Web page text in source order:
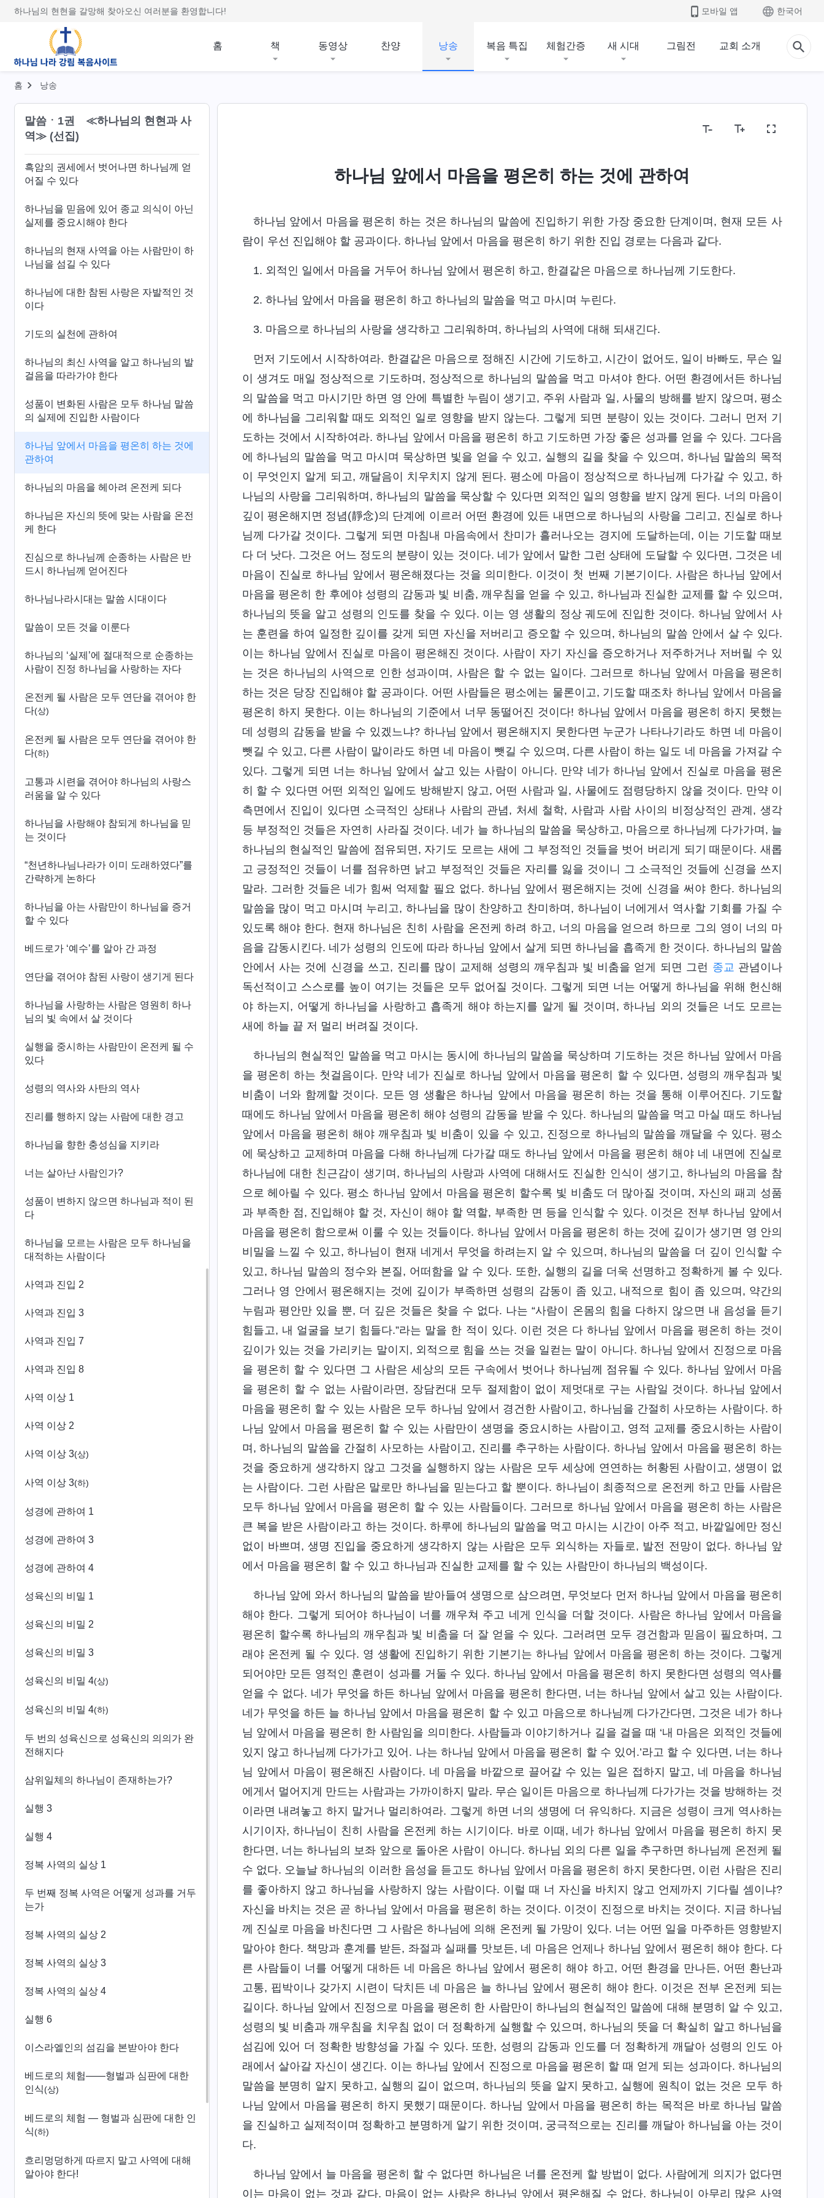
하나님의 현현을 갈망해 찾아오신 여러분을 환영합니다! 모바일 앱 한국어
홈 책 동영상 찬양 낭송 복음 특집 체험간증 새 시대 그림전 교회 소개
홈 낭송
말씀ㆍ1권 ≪하나님의 현현과 사
역≫ (선집)
하나님을 믿는다면 진리를 위해 살아야
의 복음이 전 우주로 퍼져 나갈 것을 예언
성육신 하나님과 쓰임 받는 사람의 본질
적 차이
흑암의 권세에서 벗어나면 하나님께 얻
어질 수 있다
하나님을 믿음에 있어 종교 의식이 아닌
실제를 중요시해야 한다
하나님의 현재 사역을 아는 사람만이 하
나님을 섬길 수 있다
하나님에 대한 참된 사랑은 자발적인 것
이다
기도의 실천에 관하여
하나님의 최신 사역을 알고 하나님의 발
걸음을 따라가야 한다
성품이 변화된 사람은 모두 하나님 말씀
의 실제에 진입한 사람이다
하나님 앞에서 마음을 평온히 하는 것에
관하여
하나님의 마음을 헤아려 온전케 되다
하나님은 자신의 뜻에 맞는 사람을 온전
케 한다
진심으로 하나님께 순종하는 사람은 반
드시 하나님께 얻어진다
하나님나라시대는 말씀 시대이다
말씀이 모든 것을 이룬다
하나님의 ‘실제’에 절대적으로 순종하는
사람이 진정 하나님을 사랑하는 자다
온전케 될 사람은 모두 연단을 겪어야 한
다(상)
온전케 될 사람은 모두 연단을 겪어야 한
다(하)
고통과 시련을 겪어야 하나님의 사랑스
러움을 알 수 있다
하나님을 사랑해야 참되게 하나님을 믿
는 것이다
“천년하나님나라가 이미 도래하였다”를
간략하게 논하다
하나님을 아는 사람만이 하나님을 증거
할 수 있다
베드로가 ‘예수’를 알아 간 과정
연단을 겪어야 참된 사랑이 생기게 된다
하나님을 사랑하는 사람은 영원히 하나
님의 빛 속에서 살 것이다
실행을 중시하는 사람만이 온전케 될 수
있다
성령의 역사와 사탄의 역사
진리를 행하지 않는 사람에 대한 경고
하나님을 향한 충성심을 지키라
너는 살아난 사람인가?
성품이 변하지 않으면 하나님과 적이 된
다
하나님을 모르는 사람은 모두 하나님을
대적하는 사람이다
사역과 진입 2
사역과 진입 3
사역과 진입 7
사역과 진입 8
사역 이상 1
사역 이상 2
사역 이상 3(상)
사역 이상 3(하)
성경에 관하여 1
성경에 관하여 3
성경에 관하여 4
성육신의 비밀 1
성육신의 비밀 2
성육신의 비밀 3
성육신의 비밀 4(상)
성육신의 비밀 4(하)
두 번의 성육신으로 성육신의 의의가 완
전해지다
삼위일체의 하나님이 존재하는가?
실행 3
실행 4
정복 사역의 실상 1
두 번째 정복 사역은 어떻게 성과를 거두
는가
정복 사역의 실상 2
정복 사역의 실상 3
정복 사역의 실상 4
실행 6
이스라엘인의 섬김을 본받아야 한다
베드로의 체험——형벌과 심판에 대한
인식 (상)
베드로의 체험 ― 형벌과 심판에 대한 인
식 (하)
흐리멍덩하게 따르지 말고 사역에 대해
알아야 한다!
하나님 앞에서 마음을 평온히 하는 것에 관하여
하나님 앞에서 마음을 평온히 하는 것은 하나님의 말씀에 진입하기 위한 가장 중요한 단계이며, 현재 모든 사
람이 우선 진입해야 할 공과이다. 하나님 앞에서 마음을 평온히 하기 위한 진입 경로는 다음과 같다.
1. 외적인 일에서 마음을 거두어 하나님 앞에서 평온히 하고, 한결같은 마음으로 하나님께 기도한다.
2. 하나님 앞에서 마음을 평온히 하고 하나님의 말씀을 먹고 마시며 누린다.
3. 마음으로 하나님의 사랑을 생각하고 그리워하며, 하나님의 사역에 대해 되새긴다.
먼저 기도에서 시작하여라. 한결같은 마음으로 정해진 시간에 기도하고, 시간이 없어도, 일이 바빠도, 무슨 일
이 생겨도 매일 정상적으로 기도하며, 정상적으로 하나님의 말씀을 먹고 마셔야 한다. 어떤 환경에서든 하나님
의 말씀을 먹고 마시기만 하면 영 안에 특별한 누림이 생기고, 주위 사람과 일, 사물의 방해를 받지 않으며, 평소
에 하나님을 그리워할 때도 외적인 일로 영향을 받지 않는다. 그렇게 되면 분량이 있는 것이다. 그러니 먼저 기
도하는 것에서 시작하여라. 하나님 앞에서 마음을 평온히 하고 기도하면 가장 좋은 성과를 얻을 수 있다. 그다음
에 하나님의 말씀을 먹고 마시며 묵상하면 빛을 얻을 수 있고, 실행의 길을 찾을 수 있으며, 하나님 말씀의 목적
이 무엇인지 알게 되고, 깨달음이 치우치지 않게 된다. 평소에 마음이 정상적으로 하나님께 다가갈 수 있고, 하
나님의 사랑을 그리워하며, 하나님의 말씀을 묵상할 수 있다면 외적인 일의 영향을 받지 않게 된다. 너의 마음이
깊이 평온해지면 정념(靜念)의 단계에 이르러 어떤 환경에 있든 내면으로 하나님의 사랑을 그리고, 진실로 하나
님께 다가갈 것이다. 그렇게 되면 마침내 마음속에서 찬미가 흘러나오는 경지에 도달하는데, 이는 기도할 때보
다 더 낫다. 그것은 어느 정도의 분량이 있는 것이다. 네가 앞에서 말한 그런 상태에 도달할 수 있다면, 그것은 네
마음이 진실로 하나님 앞에서 평온해졌다는 것을 의미한다. 이것이 첫 번째 기본기이다. 사람은 하나님 앞에서
마음을 평온히 한 후에야 성령의 감동과 빛 비춤, 깨우침을 얻을 수 있고, 하나님과 진실한 교제를 할 수 있으며,
하나님의 뜻을 알고 성령의 인도를 찾을 수 있다. 이는 영 생활의 정상 궤도에 진입한 것이다. 하나님 앞에서 사
는 훈련을 하여 일정한 깊이를 갖게 되면 자신을 저버리고 증오할 수 있으며, 하나님의 말씀 안에서 살 수 있다.
이는 하나님 앞에서 진실로 마음이 평온해진 것이다. 사람이 자기 자신을 증오하거나 저주하거나 저버릴 수 있
는 것은 하나님의 사역으로 인한 성과이며, 사람은 할 수 없는 일이다. 그러므로 하나님 앞에서 마음을 평온히
하는 것은 당장 진입해야 할 공과이다. 어떤 사람들은 평소에는 물론이고, 기도할 때조차 하나님 앞에서 마음을
평온히 하지 못한다. 이는 하나님의 기준에서 너무 동떨어진 것이다! 하나님 앞에서 마음을 평온히 하지 못했는
데 성령의 감동을 받을 수 있겠느냐? 하나님 앞에서 평온해지지 못한다면 누군가 나타나기라도 하면 네 마음이
뺏길 수 있고, 다른 사람이 말이라도 하면 네 마음이 뺏길 수 있으며, 다른 사람이 하는 일도 네 마음을 가져갈 수
있다. 그렇게 되면 너는 하나님 앞에서 살고 있는 사람이 아니다. 만약 네가 하나님 앞에서 진실로 마음을 평온
히 할 수 있다면 어떤 외적인 일에도 방해받지 않고, 어떤 사람과 일, 사물에도 점령당하지 않을 것이다. 만약 이
측면에서 진입이 있다면 소극적인 상태나 사람의 관념, 처세 철학, 사람과 사람 사이의 비정상적인 관계, 생각
등 부정적인 것들은 자연히 사라질 것이다. 네가 늘 하나님의 말씀을 묵상하고, 마음으로 하나님께 다가가며, 늘
하나님의 현실적인 말씀에 점유되면, 자기도 모르는 새에 그 부정적인 것들을 벗어 버리게 되기 때문이다. 새롭
고 긍정적인 것들이 너를 점유하면 낡고 부정적인 것들은 자리를 잃을 것이니 그 소극적인 것들에 신경을 쓰지
말라. 그러한 것들은 네가 힘써 억제할 필요 없다. 하나님 앞에서 평온해지는 것에 신경을 써야 한다. 하나님의
말씀을 많이 먹고 마시며 누리고, 하나님을 많이 찬양하고 찬미하며, 하나님이 너에게서 역사할 기회를 가질 수
있도록 해야 한다. 현재 하나님은 친히 사람을 온전케 하려 하고, 너의 마음을 얻으려 하므로 그의 영이 너의 마
음을 감동시킨다. 네가 성령의 인도에 따라 하나님 앞에서 살게 되면 하나님을 흡족게 한 것이다. 하나님의 말씀
안에서 사는 것에 신경을 쓰고, 진리를 많이 교제해 성령의 깨우침과 빛 비춤을 얻게 되면 그런 종교 관념이나
독선적이고 스스로를 높이 여기는 것들은 모두 없어질 것이다. 그렇게 되면 너는 어떻게 하나님을 위해 헌신해
야 하는지, 어떻게 하나님을 사랑하고 흡족게 해야 하는지를 알게 될 것이며, 하나님 외의 것들은 너도 모르는
새에 하늘 끝 저 멀리 버려질 것이다.
하나님의 현실적인 말씀을 먹고 마시는 동시에 하나님의 말씀을 묵상하며 기도하는 것은 하나님 앞에서 마음
을 평온히 하는 첫걸음이다. 만약 네가 진실로 하나님 앞에서 마음을 평온히 할 수 있다면, 성령의 깨우침과 빛
비춤이 너와 함께할 것이다. 모든 영 생활은 하나님 앞에서 마음을 평온히 하는 것을 통해 이루어진다. 기도할
때에도 하나님 앞에서 마음을 평온히 해야 성령의 감동을 받을 수 있다. 하나님의 말씀을 먹고 마실 때도 하나님
앞에서 마음을 평온히 해야 깨우침과 빛 비춤이 있을 수 있고, 진정으로 하나님의 말씀을 깨달을 수 있다. 평소
에 묵상하고 교제하며 마음을 다해 하나님께 다가갈 때도 하나님 앞에서 마음을 평온히 해야 네 내면에 진실로
하나님에 대한 친근감이 생기며, 하나님의 사랑과 사역에 대해서도 진실한 인식이 생기고, 하나님의 마음을 참
으로 헤아릴 수 있다. 평소 하나님 앞에서 마음을 평온히 할수록 빛 비춤도 더 많아질 것이며, 자신의 패괴 성품
과 부족한 점, 진입해야 할 것, 자신이 해야 할 역할, 부족한 면 등을 인식할 수 있다. 이것은 전부 하나님 앞에서
마음을 평온히 함으로써 이룰 수 있는 것들이다. 하나님 앞에서 마음을 평온히 하는 것에 깊이가 생기면 영 안의
비밀을 느낄 수 있고, 하나님이 현재 네게서 무엇을 하려는지 알 수 있으며, 하나님의 말씀을 더 깊이 인식할 수
있고, 하나님 말씀의 정수와 본질, 어떠함을 알 수 있다. 또한, 실행의 길을 더욱 선명하고 정확하게 볼 수 있다.
그러나 영 안에서 평온해지는 것에 깊이가 부족하면 성령의 감동이 좀 있고, 내적으로 힘이 좀 있으며, 약간의
누림과 평안만 있을 뿐, 더 깊은 것들은 찾을 수 없다. 나는 “사람이 온몸의 힘을 다하지 않으면 내 음성을 듣기
힘들고, 내 얼굴을 보기 힘들다.”라는 말을 한 적이 있다. 이런 것은 다 하나님 앞에서 마음을 평온히 하는 것이
깊이가 있는 것을 가리키는 말이지, 외적으로 힘을 쓰는 것을 일컫는 말이 아니다. 하나님 앞에서 진정으로 마음
을 평온히 할 수 있다면 그 사람은 세상의 모든 구속에서 벗어나 하나님께 점유될 수 있다. 하나님 앞에서 마음
을 평온히 할 수 없는 사람이라면, 장담컨대 모두 절제함이 없이 제멋대로 구는 사람일 것이다. 하나님 앞에서
마음을 평온히 할 수 있는 사람은 모두 하나님 앞에서 경건한 사람이고, 하나님을 간절히 사모하는 사람이다. 하
나님 앞에서 마음을 평온히 할 수 있는 사람만이 생명을 중요시하는 사람이고, 영적 교제를 중요시하는 사람이
며, 하나님의 말씀을 간절히 사모하는 사람이고, 진리를 추구하는 사람이다. 하나님 앞에서 마음을 평온히 하는
것을 중요하게 생각하지 않고 그것을 실행하지 않는 사람은 모두 세상에 연연하는 허황된 사람이고, 생명이 없
는 사람이다. 그런 사람은 말로만 하나님을 믿는다고 할 뿐이다. 하나님이 최종적으로 온전케 하고 만들 사람은
모두 하나님 앞에서 마음을 평온히 할 수 있는 사람들이다. 그러므로 하나님 앞에서 마음을 평온히 하는 사람은
큰 복을 받은 사람이라고 하는 것이다. 하루에 하나님의 말씀을 먹고 마시는 시간이 아주 적고, 바깥일에만 정신
없이 바쁘며, 생명 진입을 중요하게 생각하지 않는 사람은 모두 외식하는 자들로, 발전 전망이 없다. 하나님 앞
에서 마음을 평온히 할 수 있고 하나님과 진실한 교제를 할 수 있는 사람만이 하나님의 백성이다.
하나님 앞에 와서 하나님의 말씀을 받아들여 생명으로 삼으려면, 무엇보다 먼저 하나님 앞에서 마음을 평온히
해야 한다. 그렇게 되어야 하나님이 너를 깨우쳐 주고 네게 인식을 더할 것이다. 사람은 하나님 앞에서 마음을
평온히 할수록 하나님의 깨우침과 빛 비춤을 더 잘 얻을 수 있다. 그러려면 모두 경건함과 믿음이 필요하며, 그
래야 온전케 될 수 있다. 영 생활에 진입하기 위한 기본기는 하나님 앞에서 마음을 평온히 하는 것이다. 그렇게
되어야만 모든 영적인 훈련이 성과를 거둘 수 있다. 하나님 앞에서 마음을 평온히 하지 못한다면 성령의 역사를
얻을 수 없다. 네가 무엇을 하든 하나님 앞에서 마음을 평온히 한다면, 너는 하나님 앞에서 살고 있는 사람이다.
네가 무엇을 하든 늘 하나님 앞에서 마음을 평온히 할 수 있고 마음으로 하나님께 다가간다면, 그것은 네가 하나
님 앞에서 마음을 평온히 한 사람임을 의미한다. 사람들과 이야기하거나 길을 걸을 때 ‘내 마음은 외적인 것들에
있지 않고 하나님께 다가가고 있어. 나는 하나님 앞에서 마음을 평온히 할 수 있어.’라고 할 수 있다면, 너는 하나
님 앞에서 마음이 평온해진 사람이다. 네 마음을 바깥으로 끌어갈 수 있는 일은 접하지 말고, 네 마음을 하나님
에게서 멀어지게 만드는 사람과는 가까이하지 말라. 무슨 일이든 마음으로 하나님께 다가가는 것을 방해하는 것
이라면 내려놓고 하지 말거나 멀리하여라. 그렇게 하면 너의 생명에 더 유익하다. 지금은 성령이 크게 역사하는
시기이자, 하나님이 친히 사람을 온전케 하는 시기이다. 바로 이때, 네가 하나님 앞에서 마음을 평온히 하지 못
한다면, 너는 하나님의 보좌 앞으로 돌아온 사람이 아니다. 하나님 외의 다른 일을 추구하면 하나님께 온전케 될
수 없다. 오늘날 하나님의 이러한 음성을 듣고도 하나님 앞에서 마음을 평온히 하지 못한다면, 이런 사람은 진리
를 좋아하지 않고 하나님을 사랑하지 않는 사람이다. 이럴 때 너 자신을 바치지 않고 언제까지 기다릴 셈이냐?
자신을 바치는 것은 곧 하나님 앞에서 마음을 평온히 하는 것이다. 이것이 진정으로 바치는 것이다. 지금 하나님
께 진실로 마음을 바친다면 그 사람은 하나님에 의해 온전케 될 가망이 있다. 너는 어떤 일을 마주하든 영향받지
말아야 한다. 책망과 훈계를 받든, 좌절과 실패를 맛보든, 네 마음은 언제나 하나님 앞에서 평온히 해야 한다. 다
른 사람들이 너를 어떻게 대하든 네 마음은 하나님 앞에서 평온히 해야 하고, 어떤 환경을 만나든, 어떤 환난과
고통, 핍박이나 갖가지 시련이 닥치든 네 마음은 늘 하나님 앞에서 평온히 해야 한다. 이것은 전부 온전케 되는
길이다. 하나님 앞에서 진정으로 마음을 평온히 한 사람만이 하나님의 현실적인 말씀에 대해 분명히 알 수 있고,
성령의 빛 비춤과 깨우침을 치우침 없이 더 정확하게 실행할 수 있으며, 하나님의 뜻을 더 확실히 알고 하나님을
섬김에 있어 더 정확한 방향성을 가질 수 있다. 또한, 성령의 감동과 인도를 더 정확하게 깨달아 성령의 인도 아
래에서 살아갈 자신이 생긴다. 이는 하나님 앞에서 진정으로 마음을 평온히 할 때 얻게 되는 성과이다. 하나님의
말씀을 분명히 알지 못하고, 실행의 길이 없으며, 하나님의 뜻을 알지 못하고, 실행에 원칙이 없는 것은 모두 하
나님 앞에서 마음을 평온히 하지 못했기 때문이다. 하나님 앞에서 마음을 평온히 하는 목적은 바로 하나님 말씀
을 진실하고 실제적이며 정확하고 분명하게 알기 위한 것이며, 궁극적으로는 진리를 깨달아 하나님을 아는 것이
다.
하나님 앞에서 늘 마음을 평온히 할 수 없다면 하나님은 너를 온전케 할 방법이 없다. 사람에게 의지가 없다면
이는 마음이 없는 것과 같다. 마음이 없는 사람은 하나님 앞에서 평온해질 수 없다. 하나님이 아무리 많은 사역